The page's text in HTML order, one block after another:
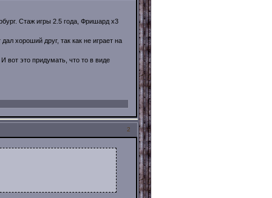
Стаж игры 2.5 года, Фришард х3
хороший друг, так как не играет на
вот это придумать, что то в виде
2